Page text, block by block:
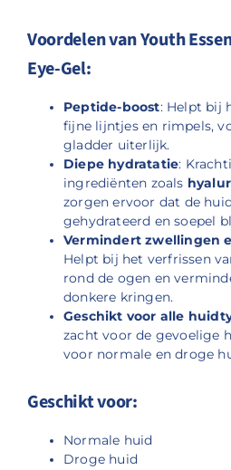
Voordelen van Youth
Eye-Gel:
Peptide-boost: Helpt bij
fijne lijntjes en rimpels,
gladder uiterlijk.
Diepe hydratatie:
ingrediënten zoals
zorgen ervoor dat de
gehydrateerd en soepel
Vermindert zwellingen
Helpt bij het verfrissen
rond de ogen en
donkere kringen.
Geschikt voor alle
zacht voor de gevoelige
voor normale en droge
Geschikt voor:
Normale huid
Droge huid